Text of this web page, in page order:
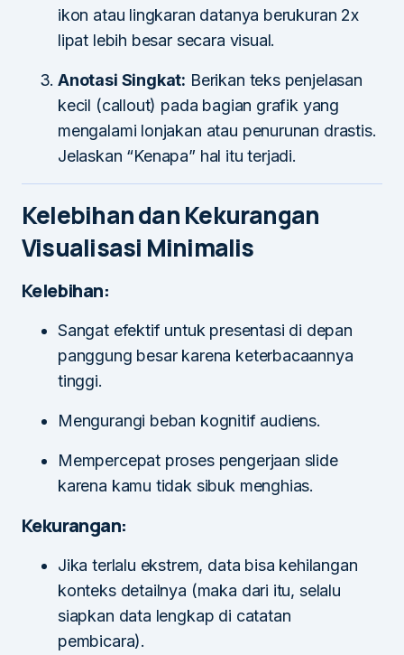
ikon atau lingkaran datanya berukuran 2x
lipat lebih besar secara visual.
Anotasi Singkat: Berikan teks penjelasan
kecil (callout) pada bagian grafik yang
mengalami lonjakan atau penurunan drastis.
Jelaskan “Kenapa” hal itu terjadi.
Kelebihan dan Kekurangan
Visualisasi Minimalis
Kelebihan:
Sangat efektif untuk presentasi di depan
panggung besar karena keterbacaannya
tinggi.
Mengurangi beban kognitif audiens.
Mempercepat proses pengerjaan slide
karena kamu tidak sibuk menghias.
Kekurangan:
Jika terlalu ekstrem, data bisa kehilangan
konteks detailnya (maka dari itu, selalu
siapkan data lengkap di catatan
pembicara).